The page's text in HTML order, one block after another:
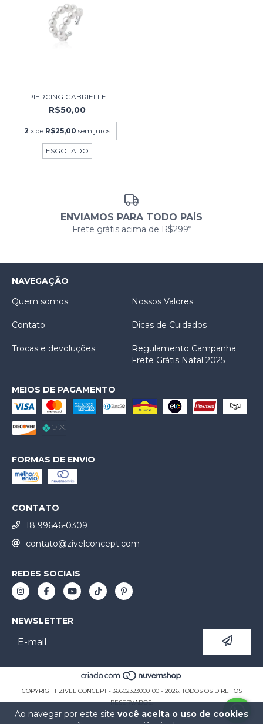
Ao navegar por este site você aceita o uso de cookies
PIERCING GABRIELLE
R$50,00
2 x de R$25,00 sem juros
ESGOTADO
ENVIAMOS PARA TODO PAÍS
Frete grátis acima de R$299*
NAVEGAÇÃO
Quem somos
Nossos Valores
Contato Dicas de Cuidados
Trocas e devoluções
Regulamento Campanha
Frete Grátis Natal 2025
MEIOS DE PAGAMENTO
FORMAS DE ENVIO
CONTATO
18 99646-0309
contato@zivelconcept.com
REDES SOCIAIS
NEWSLETTER
COPYRIGHT ZIVEL CONCEPT - 36602323000100 - 2026. TODOS OS DIREITOS
RESERVADOS.